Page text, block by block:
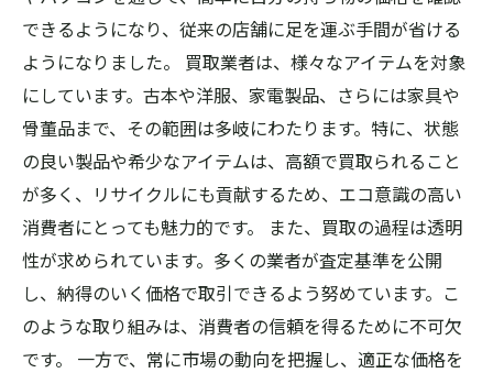
できるようになり、従来の店舗に足を運ぶ手間が省ける
ようになりました。 買取業者は、様々なアイテムを対象
にしています。古本や洋服、家電製品、さらには家具や
骨董品まで、その範囲は多岐にわたります。特に、状態
の良い製品や希少なアイテムは、高額で買取られること
が多く、リサイクルにも貢献するため、エコ意識の高い
消費者にとっても魅力的です。 また、買取の過程は透明
性が求められています。多くの業者が査定基準を公開
し、納得のいく価格で取引できるよう努めています。こ
のような取り組みは、消費者の信頼を得るために不可欠
です。 一方で、常に市場の動向を把握し、適正な価格を